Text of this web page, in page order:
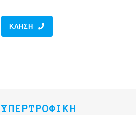
ΚΛΉΣΗ
ΥΠΕΡΤΡΟΦΙΚΉ